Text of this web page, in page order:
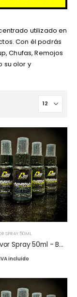
utilizado en
Con él podrás
Chufas, Remojos
su olor y
SPRAY 50ML
Ultra Flavor Spray 50ml - Banana Piña
incluido